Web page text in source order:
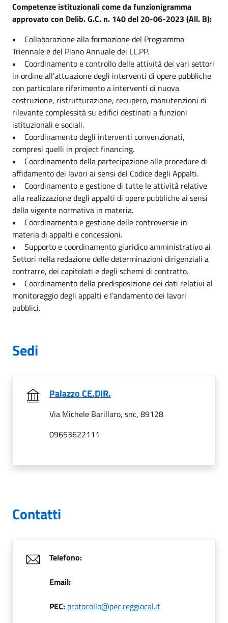
Competenze istituzionali come da funzionigramma
approvato con Delib. G.C. n. 140 del 20-06-2023 (All. B):
• Collaborazione alla formazione del Programma
Triennale e del Piano Annuale dei LL.PP.
• Coordinamento e controllo delle attività dei vari settori
in ordine all’attuazione degli interventi di opere pubbliche
con particolare riferimento a interventi di nuova
costruzione, ristrutturazione, recupero, manutenzioni di
rilevante complessità su edifici destinati a funzioni
istituzionali e sociali.
• Coordinamento degli interventi convenzionati,
compresi quelli in project financing.
• Coordinamento della partecipazione alle procedure di
affidamento dei lavori ai sensi del Codice degli Appalti.
• Coordinamento e gestione di tutte le attività relative
alla realizzazione degli appalti di opere pubbliche ai sensi
della vigente normativa in materia.
• Coordinamento e gestione delle controversie in
materia di appalti e concessioni.
• Supporto e coordinamento giuridico amministrativo ai
Settori nella redazione delle determinazioni dirigenziali a
contrarre, dei capitolati e degli schemi di contratto.
• Coordinamento della predisposizione dei dati relativi al
monitoraggio degli appalti e l’andamento dei lavori
pubblici.
Sedi
Palazzo CE.DIR.
Via Michele Barillaro, snc, 89128
09653622111
Contatti
Telefono:
Email:
PEC: protocollo@pec.reggiocal.it